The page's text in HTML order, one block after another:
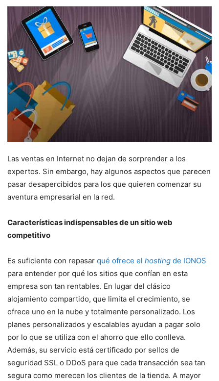
Las ventas en Internet no dejan de sorprender a los
expertos. Sin embargo, hay algunos aspectos que parecen
pasar desapercibidos para los que quieren comenzar su
aventura empresarial en la red.
Características indispensables de un sitio web
competitivo
Es suficiente con repasar qué ofrece el hosting de IONOS
para entender por qué los sitios que confían en esta
empresa son tan rentables. En lugar del clásico
alojamiento compartido, que limita el crecimiento, se
ofrece uno en la nube y totalmente personalizado. Los
planes personalizados y escalables ayudan a pagar solo
por lo que se utiliza con el ahorro que ello conlleva.
Además, su servicio está certificado por sellos de
seguridad SSL o DDoS para que cada transacción sea tan
segura como merecen los clientes de la tienda. A mayor